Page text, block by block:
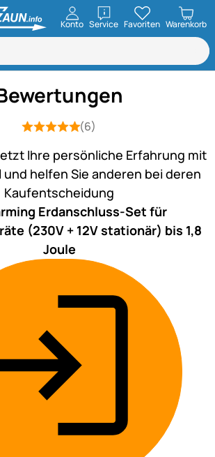
Konto ServiceöffnenFavoriten Warenkorb
Bewertung: 5 von 5 (6 Bewertungen)
6 Bewertungen
(6)
Ihre persönliche Erfahrung mit
helfen Sie anderen bei deren
Kaufentscheidung
Erdanschluss-Set für
(230V + 12V stationär) bis 1,8
Joule